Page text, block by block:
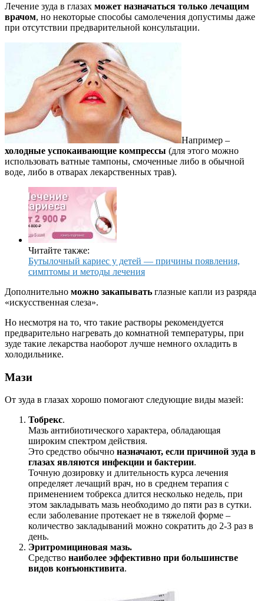
Лечение зуда в глазах может назначаться только лечащим
врачом, но некоторые способы самолечения допустимы даже
при отсутствии предварительной консультации.
Например –
холодные успокаивающие компрессы (для этого можно
использовать ватные тампоны, смоченные либо в обычной
воде, либо в отварах лекарственных трав).
Читайте также:
Бутылочный кариес у детей — причины появления,
симптомы и методы лечения
Дополнительно можно закапывать глазные капли из разряда
«искусственная слеза».
Но несмотря на то, что такие растворы рекомендуется
предварительно нагревать до комнатной температуры, при
зуде такие лекарства наоборот лучше немного охладить в
холодильнике.
Мази
От зуда в глазах хорошо помогают следующие виды мазей:
Тобрекс.
Мазь антибиотического характера, обладающая
широким спектром действия.
Это средство обычно назначают, если причиной зуда в
глазах являются инфекции и бактерии.
Точную дозировку и длительность курса лечения
определяет лечащий врач, но в среднем терапия с
применением тобрекса длится несколько недель, при
этом закладывать мазь необходимо до пяти раз в сутки.
если заболевание протекает не в тяжелой форме –
количество закладываний можно сократить до 2-3 раз в
день.
Эритромициновая мазь.
Средство наиболее эффективно при большинстве
видов конъюнктивита.